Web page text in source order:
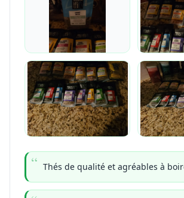
Thés de qualité et agréables à